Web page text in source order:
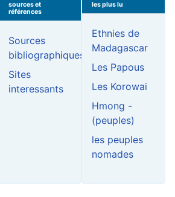
sources et
références
Sources
bibliographiques
Sites
interessants
les plus lu
Ethnies de
Madagascar
Les Papous
Les Korowai
Hmong -
(peuples)
les peuples
nomades